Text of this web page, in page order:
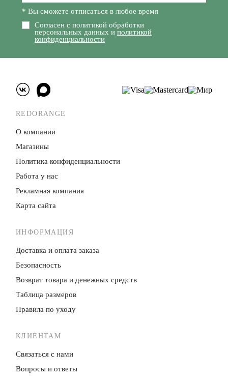
Согласен с политикой обработки
персональных данных и политикой
конфиденциальности
* Вы сможете отписаться в любое время
REDORANGE
О компании
Магазины
Политика конфиденци­альности
Работа у нас
Рекламная компания
Карта сайта
ИНФОРМАЦИЯ
Доставка и оплата заказа
Безопасность
Возврат товара и денежных средств
Таблица размеров
Правила по уходу
КЛИЕНТАМ
Связаться с нами
Вопросы и ответы